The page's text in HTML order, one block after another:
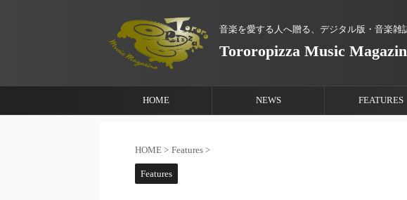
音楽を愛する人へ贈る、デジタル版・音楽雑
Tororopizza Music
HOME NEWS FEATURES
HOME > Features >
Features